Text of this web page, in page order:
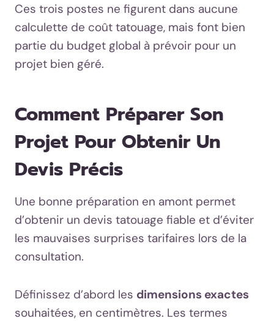
Ces trois postes ne figurent dans aucune
calculette de coût tatouage, mais font bien
partie du budget global à prévoir pour un
projet bien géré.
Comment Préparer Son
Projet Pour Obtenir Un
Devis Précis
Une bonne préparation en amont permet
d’obtenir un devis tatouage fiable et d’éviter
les mauvaises surprises tarifaires lors de la
consultation.
Définissez d’abord les dimensions exactes
souhaitées, en centimètres. Les termes